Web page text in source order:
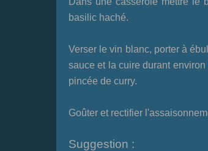
basilic haché.
Verser le vin blanc, porter à
sauce et la cuire durant
pincée de curry.
Goûter et rectifier
Suggestion :